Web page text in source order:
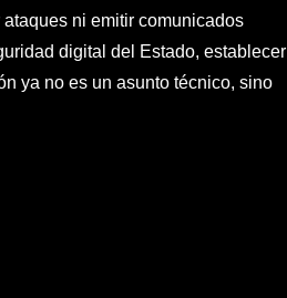
ni emitir comunicados
digital del Estado, establecer
ya no es un asunto técnico, sino